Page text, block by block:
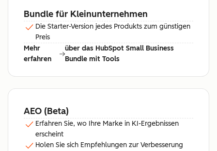
Bundle für Kleinunternehmen
Die Starter-Version jedes Produkts zum günstigen
Preis
Mehr
erfahren
über das HubSpot Small Business
Bundle mit Tools
AEO (Beta)
Erfahren Sie, wo Ihre Marke in KI-Ergebnissen
erscheint
Holen Sie sich Empfehlungen zur Verbesserung